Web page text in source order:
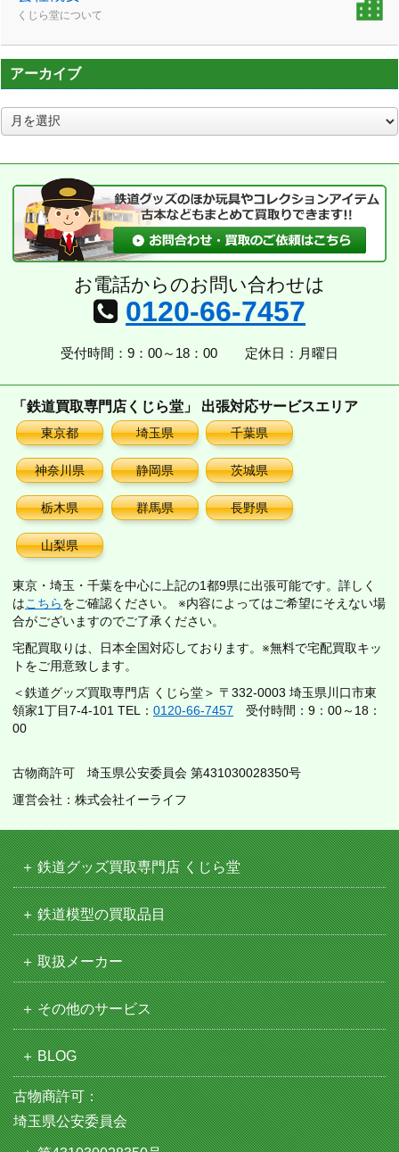
くじら堂について
アーカイブ
ア
ー
ブ
お電話からのお問い合わせは
0120-66-7457
受付時間：9：00～18：00 定休日：月曜日
「鉄道買取専門店くじら堂」 出張対応サービスエリア
東京都 埼玉県 千葉県
神奈川県 静岡県 茨城県
栃木県 群馬県 長野県
山梨県
東京・埼玉・千葉を中心に上記の1都9県に出張可能です。詳しく
はこちらをご確認ください。 ※内容によってはご希望にそえない場
合がございますのでご了承ください。
宅配買取りは、日本全国対応しております。※無料で宅配買取キッ
トをご用意致します。
＜鉄道グッズ買取専門店 くじら堂＞ 〒332-0003 埼玉県川口市東
領家1丁目7-4-101 TEL： 0120-66-7457 受付時間：9：00～18：
00
古物商許可 埼玉県公安委員会 第431030028350号
運営会社：株式会社イーライフ
鉄道グッズ買取専門店 くじら堂
鉄道模型の買取品目
取扱メーカー
その他のサービス
BLOG
古物商許可：
埼玉県公安委員会